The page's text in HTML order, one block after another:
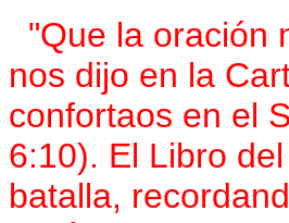
"Que la oración
nos dijo en la
confortaos en el
6:10). El Libro
batalla,